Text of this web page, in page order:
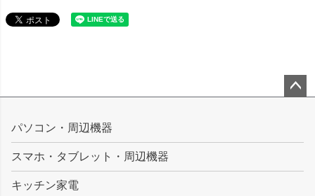
ップ
パソコン・周辺機器
スマホ・タブレット・周辺機器
キッチン家電